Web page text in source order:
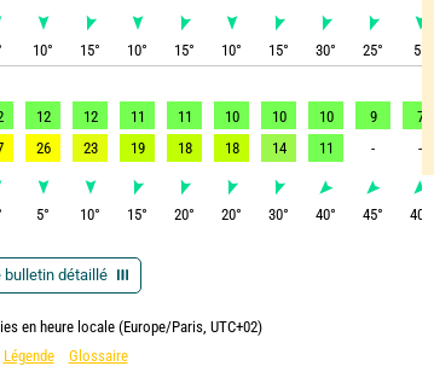
10° 15° 10° 15° 10° 15° 30° 25° 5°
12 12 11 11 10 10 10 9 7
26 23 19 18 18 14 11 - -
5° 10° 15° 20° 20° 30° 40° 45° 40
bulletin détaillé
en heure locale (Europe/Paris, UTC+02)
Légende
Glossaire